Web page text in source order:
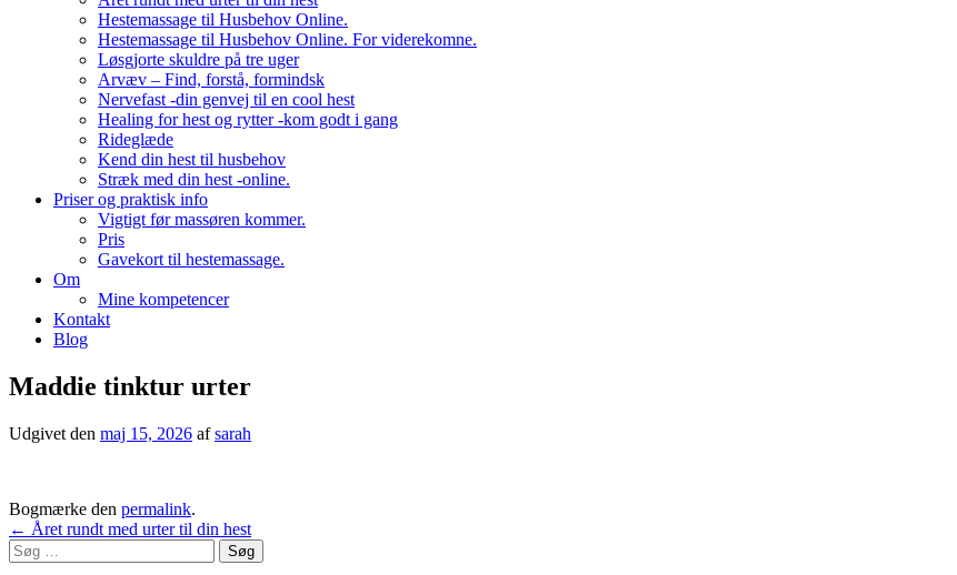
Hestemassage til Husbehov Online.
Hestemassage til Husbehov Online. For viderekomne.
Løsgjorte skuldre på tre uger
Arvæv – Find, forstå, formindsk
Nervefast -din genvej til en cool hest
Healing for hest og rytter -kom godt i gang
Rideglæde
Kend din hest til husbehov
Stræk med din hest -online.
Priser og praktisk info
Vigtigt før massøren kommer.
Pris
Gavekort til hestemassage.
Om
Mine kompetencer
Kontakt
Blog
Maddie tinktur urter
Udgivet den maj 15, 2026 afsarah
Bogmærke den permalink.
Indlægsnavigation
← Året rundt med urter til din hest
Søg
efter: